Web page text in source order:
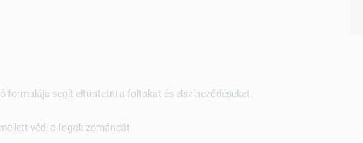
formulája segít eltüntetni a foltokat és elszíneződéseket.
védi a fogak zománcát.